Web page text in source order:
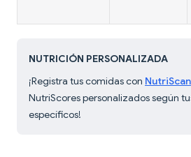
NUTRICIÓN PERSONALIZADA
¡Registra tus comidas con NutriScan
NutriScores personalizados según
específicos!